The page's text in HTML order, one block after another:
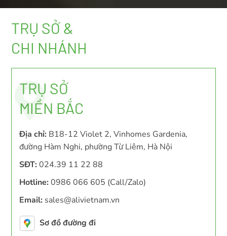
TRỤ SỞ &
CHI NHÁNH
TRỤ SỞ
MIỀN BẮC
Địa chỉ: B18-12 Violet 2, Vinhomes Gardenia,
đường Hàm Nghi, phường Từ Liêm, Hà Nội
SĐT: 024.39 11 22 88
Hotline: 0986 066 605 (Call/Zalo)
Email: sales@alivietnam.vn
Sơ đồ đường đi